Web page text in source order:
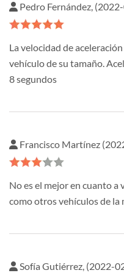
Pedro Fernández,
La velocidad de
vehículo de su tamaño.
8 segundos
Francisco Martínez
No es el mejor en cuanto a
como otros vehículos de la
Sofía Gutiérrez, (2022-